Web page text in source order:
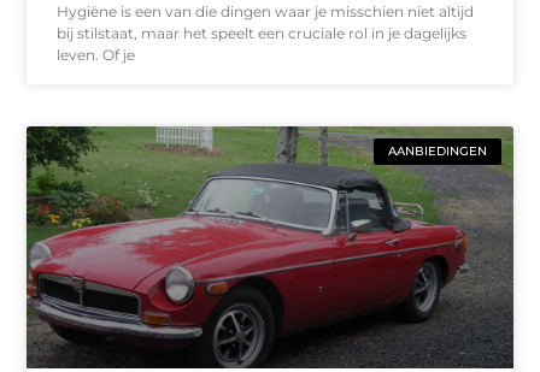
Hygiëne is een van die dingen waar je misschien niet altijd
bij stilstaat, maar het speelt een cruciale rol in je dagelijks
leven. Of je
AANBIEDINGEN